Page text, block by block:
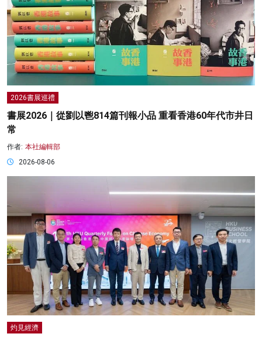
2026書展巡禮
書展2026｜從劉以鬯814篇刊報小品 重看香港60年代市井日
常
作者: 本社編輯部
2026-08-06
灼見經濟